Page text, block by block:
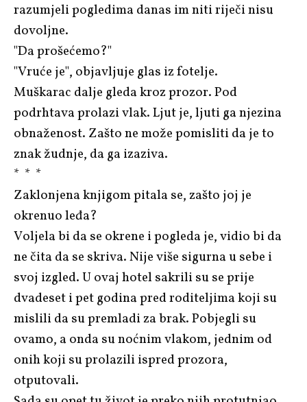
razumjeli pogledima danas im niti riječi nisu
dovoljne.
"Da prošećemo?"
"Vruće je", objavljuje glas iz fotelje.
Muškarac dalje gleda kroz prozor. Pod
podrhtava prolazi vlak. Ljut je, ljuti ga njezina
obnaženost. Zašto ne može pomisliti da je to
znak žudnje, da ga izaziva.
* * *
Zaklonjena knjigom pitala se, zašto joj je
okrenuo leđa?
Voljela bi da se okrene i pogleda je, vidio bi da
ne čita da se skriva. Nije više sigurna u sebe i
svoj izgled. U ovaj hotel sakrili su se prije
dvadeset i pet godina pred roditeljima koji su
mislili da su premladi za brak. Pobjegli su
ovamo, a onda su noćnim vlakom, jednim od
onih koji su prolazili ispred prozora,
otputovali.